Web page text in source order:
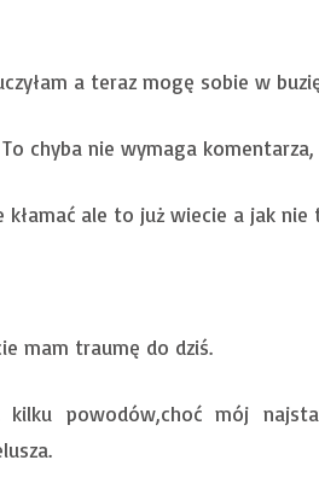
a teraz mogę sobie w
chyba nie wymaga
kłamać ale to już wiecie a jak nie
mam traumę do dziś.
powodów,choć mój